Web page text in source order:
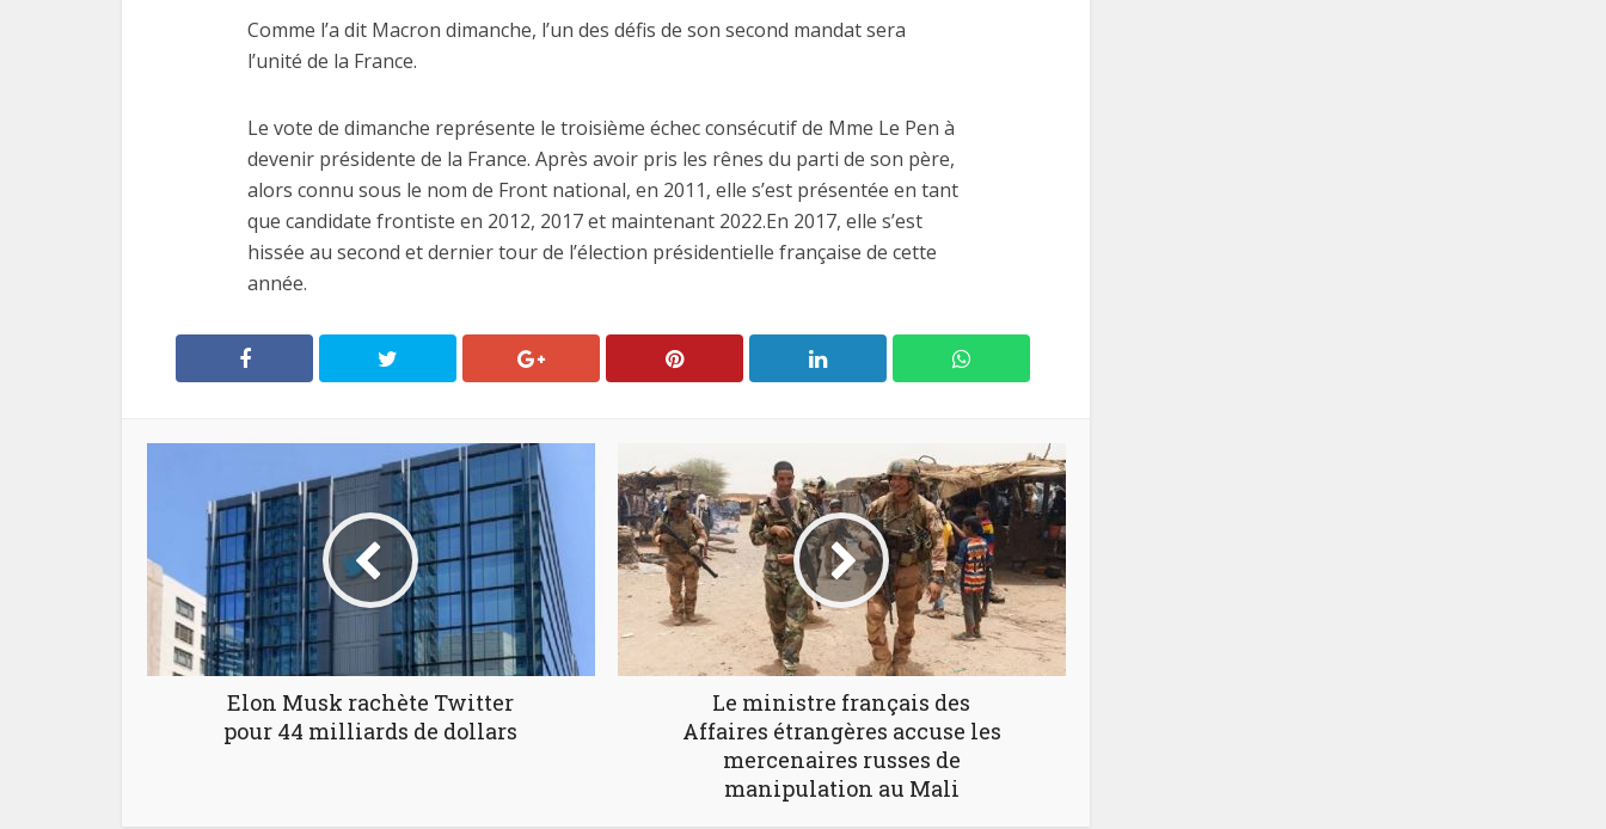
Comme l’a dit Macron dimanche, l’un des défis de son second mandat sera
l’unité de la France.
Le vote de dimanche représente le troisième échec consécutif de Mme Le Pen à
devenir présidente de la France. Après avoir pris les rênes du parti de son père,
alors connu sous le nom de Front national, en 2011, elle s’est présentée en tant
que candidate frontiste en 2012, 2017 et maintenant 2022.En 2017, elle s’est
hissée au second et dernier tour de l’élection présidentielle française de cette
année.
Elon Musk rachète Twitter
pour 44 milliards de dollars
Le ministre français des
Affaires étrangères accuse les
mercenaires russes de
manipulation au Mali